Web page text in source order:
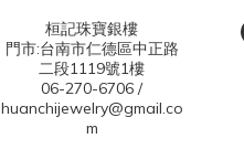
桓記珠寶銀樓
門市:台南市仁德區中正路
二段1119號1樓
06-270-6706 /
huanchijewelry@gmail.co
m